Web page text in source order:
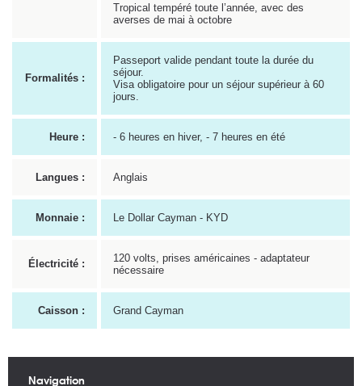
Tropical tempéré toute l’année, avec des
averses de mai à octobre
Formalités :
Passeport valide pendant toute la durée du
séjour.
Visa obligatoire pour un séjour supérieur à 60
jours.
Heure : - 6 heures en hiver, - 7 heures en été
Langues : Anglais
Monnaie : Le Dollar Cayman - KYD
Électricité :
120 volts, prises américaines - adaptateur
nécessaire
Caisson : Grand Cayman
Navigation